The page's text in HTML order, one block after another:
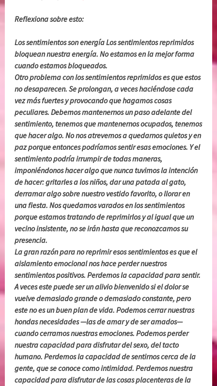
Reflexiona sobre esto:
Los sentimientos son energía Los sentimientos reprimidos
bloquean nuestra energía. No estamos en la mejor forma
cuando estamos bloqueados.
Otro problema con los sentimientos reprimidos es que estos
no desaparecen. Se prolongan, a veces haciéndose cada
vez más fuertes y provocando que hagamos cosas
peculiares. Debemos mantenernos un paso adelante del
sentimiento, tenemos que mantenernos ocupados, tenemos
que hacer algo. No nos atrevemos a quedarnos quietos y en
paz porque entonces podríamos sentir esas emociones. Y el
sentimiento podría irrumpir de todas maneras,
imponiéndonos hacer algo que nunca tuvimos la intención
de hacer: gritarles a los niños, dar una patada al gato,
derramar algo sobre nuestro vestido favorito, o llorar en
una fiesta. Nos quedamos varados en los sentimientos
porque estamos tratando de reprimirlos y al igual que un
vecino insistente, no se irán hasta que reconozcamos su
presencia.
La gran razón para no reprimir esos sentimientos es que el
aislamiento emocional nos hace perder nuestros
sentimientos positivos. Perdemos la capacidad para sentir.
A veces este puede ser un alivio bienvenido si el dolor se
vuelve demasiado grande o demasiado constante, pero
este no es un buen plan de vida. Podemos cerrar nuestras
hondas necesidades—las de amar y de ser amados—
cuando cerramos nuestras emociones. Podemos perder
nuestra capacidad para disfrutar del sexo, del tacto
humano. Perdemos la capacidad de sentirnos cerca de la
gente, que se conoce como intimidad. Perdemos nuestra
capacidad para disfrutar de las cosas placenteras de la